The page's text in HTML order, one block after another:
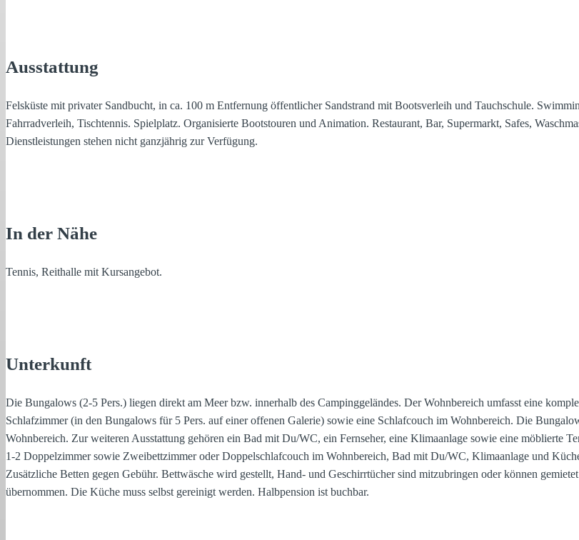
Ausstattung
Felsküste mit privater Sandbucht, in ca. 100 m Entfernung öffentlicher Sandstrand mit Bootsverleih und Tauchschule.
Fahrradverleih, Tischtennis. Spielplatz. Organisierte Bootstouren und Animation. Restaurant, Bar, Supermarkt, Safes,
Dienstleistungen stehen nicht ganzjährig zur Verfügung.
In der Nähe
Tennis, Reithalle mit Kursangebot.
Unterkunft
Die Bungalows (2-5 Pers.) liegen direkt am Meer bzw. innerhalb des Campinggeländes. Der Wohnbereich umfasst eine
Schlafzimmer (in den Bungalows für 5 Pers. auf einer offenen Galerie) sowie eine Schlafcouch im Wohnbereich. Die
Wohnbereich. Zur weiteren Ausstattung gehören ein Bad mit Du/WC, ein Fernseher, eine Klimaanlage sowie eine möblierte
1-2 Doppelzimmer sowie Zweibettzimmer oder Doppelschlafcouch im Wohnbereich, Bad mit Du/WC, Klimaanlage und
Zusätzliche Betten gegen Gebühr. Bettwäsche wird gestellt, Hand- und Geschirrtücher sind mitzubringen oder können
übernommen. Die Küche muss selbst gereinigt werden. Halbpension ist buchbar.